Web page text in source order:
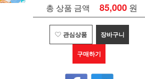
총 상품 금액 85,000 원
관심상품 장바구니
구매하기